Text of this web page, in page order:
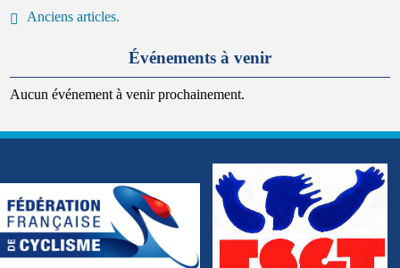
Posts navigation
Anciens articles.
Événements à venir
Aucun événement à venir prochainement.